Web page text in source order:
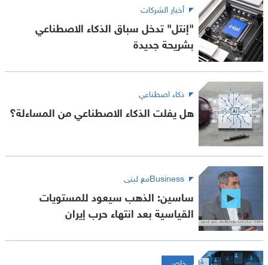
أخبار الشركات
"إنتل" تدخل سباق الذكاء الاصطناعي
بشريحة جديدة
ذكاء اصطناعي
هل يفلت الذكاء الاصطناعي من المساءلة؟
Businessمع لبنى
ساسين: الذهب سيعود للمستويات
القياسية بعد انتهاء حرب إيران
خاص